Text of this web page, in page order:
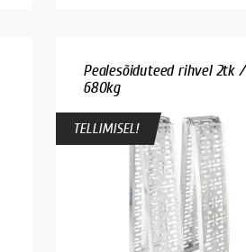
Pealesõiduteed rihvel 2tk /
680kg
TELLIMISEL!